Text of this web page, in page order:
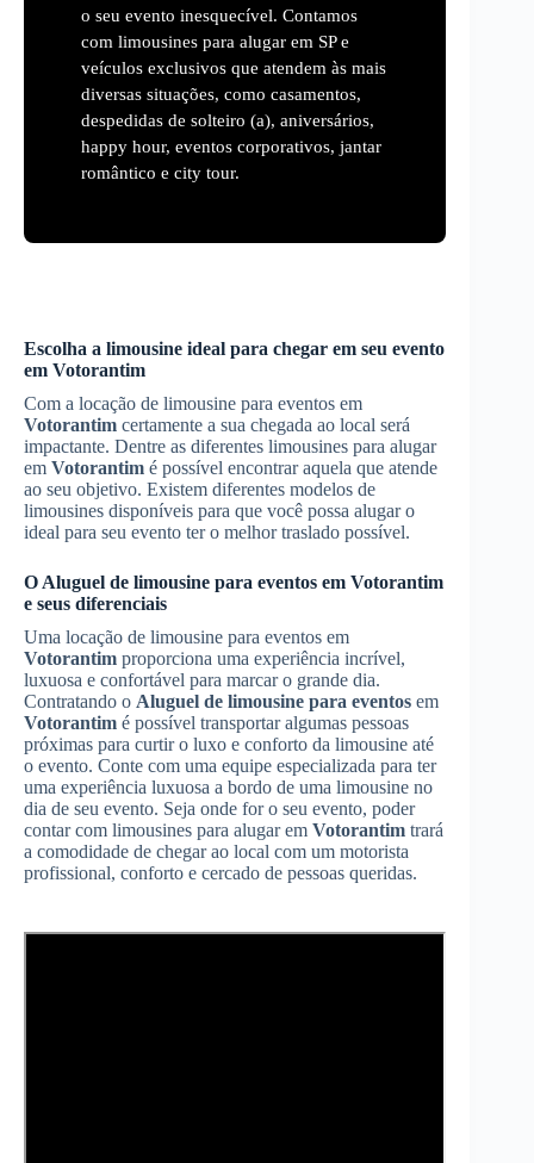
o seu evento inesquecível. Contamos
com limousines para alugar em SP e
veículos exclusivos que atendem às mais
diversas situações, como casamentos,
despedidas de solteiro (a), aniversários,
happy hour, eventos corporativos, jantar
romântico e city tour.
Escolha a limousine ideal para chegar em seu evento
em Votorantim
Com a locação de limousine para eventos em
Votorantim certamente a sua chegada ao local será
impactante. Dentre as diferentes limousines para alugar
em Votorantim é possível encontrar aquela que atende
ao seu objetivo. Existem diferentes modelos de
limousines disponíveis para que você possa alugar o
ideal para seu evento ter o melhor traslado possível.
O Aluguel de limousine para eventos em Votorantim
e seus diferenciais
Uma locação de limousine para eventos em
Votorantim proporciona uma experiência incrível,
luxuosa e confortável para marcar o grande dia.
Contratando o Aluguel de limousine para eventos em
Votorantim é possível transportar algumas pessoas
próximas para curtir o luxo e conforto da limousine até
o evento. Conte com uma equipe especializada para ter
uma experiência luxuosa a bordo de uma limousine no
dia de seu evento. Seja onde for o seu evento, poder
contar com limousines para alugar em Votorantim trará
a comodidade de chegar ao local com um motorista
profissional, conforto e cercado de pessoas queridas.